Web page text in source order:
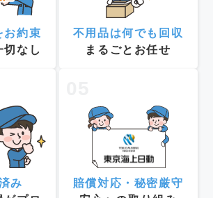
お約束
切なし
不用品は何でも回収
まるごとお任せ
み
賠償対応・秘密厳守